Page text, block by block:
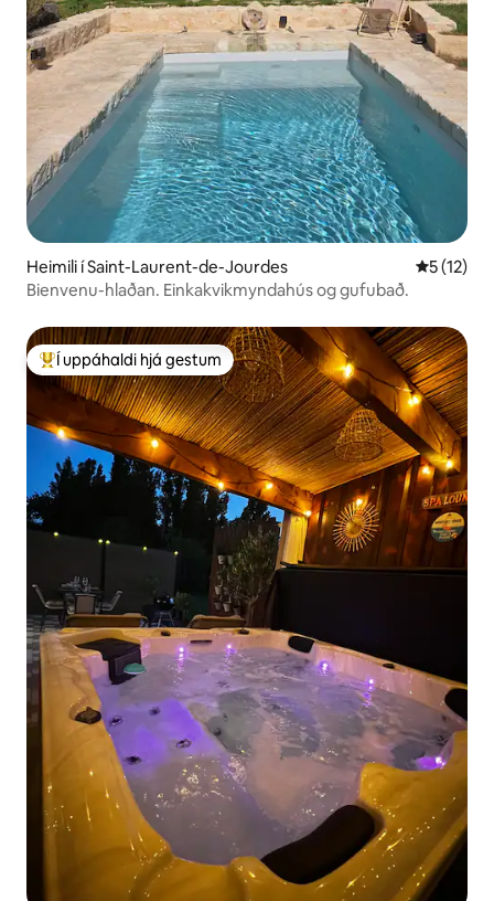
Heimili í Saint-Laurent-de-Jourdes 5 af 5 í
5 (12)
Bienvenu-hlaðan. Einkakvikmyndahús og gufubað.
Í mestu uppáhaldi hjá gestum
Í uppáhaldi hjá gestum